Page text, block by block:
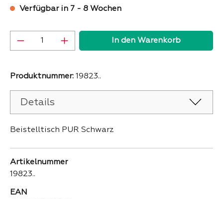
Verfügbar in 7 - 8 Wochen
Produkt Anzahl: Gib den gewünschten
In den Warenkorb
Produktnummer: 19823..
Details
Beistelltisch PUR Schwarz
Artikelnummer
19823..
EAN